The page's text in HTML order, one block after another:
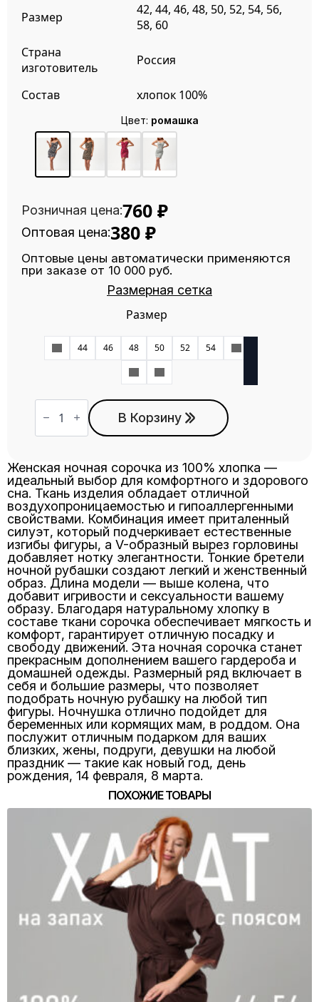
Размер
42, 44, 46, 48, 50, 52, 54, 56,
58, 60
Страна
изготовитель
Россия
Состав хлопок 100%
Цвет: ромашка
Розничная цена:760 ₽
Оптовая цена:380 ₽
Оптовые цены автоматически применяются
при заказе от 10 000 руб.
Размерная сетка
Размер
42 44 46 48 50 52 54
56
58
60
Количество
товара
Сорочка
С-33
В Корзину
Женская ночная сорочка из 100% хлопка —
идеальный выбор для комфортного и здорового
сна. Ткань изделия обладает отличной
воздухопроницаемостью и гипоаллергенными
свойствами. Комбинация имеет приталенный
силуэт, который подчеркивает естественные
изгибы фигуры, а V-образный вырез горловины
добавляет нотку элегантности. Тонкие бретели
ночной рубашки создают легкий и женственный
образ. Длина модели — выше колена, что
добавит игривости и сексуальности вашему
образу. Благодаря натуральному хлопку в
составе ткани сорочка обеспечивает мягкость и
комфорт, гарантирует отличную посадку и
свободу движений. Эта ночная сорочка станет
прекрасным дополнением вашего гардероба и
домашней одежды. Размерный ряд включает в
себя и большие размеры, что позволяет
подобрать ночную рубашку на любой тип
фигуры. Ночнушка отлично подойдет для
беременных или кормящих мам, в роддом. Она
послужит отличным подарком для ваших
близких, жены, подруги, девушки на любой
праздник — такие как новый год, день
рождения, 14 февраля, 8 марта.
ПОХОЖИЕ ТОВАРЫ